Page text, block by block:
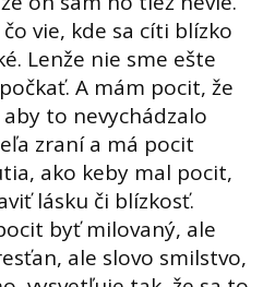
vie, kde sa cíti blízko
Lenže nie sme ešte
A mám pocit, že
to nevychádzalo
zraní a má pocit
ako keby mal pocit,
lásku či blízkosť.
byť milovaný, ale
ale slovo smilstvo,